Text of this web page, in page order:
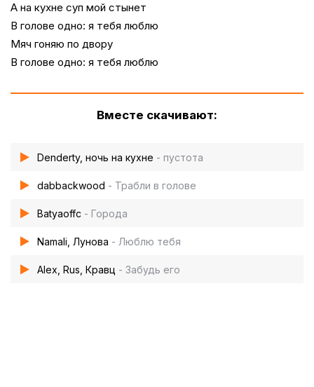
А на кухне суп мой стынет
В голове одно: я тебя люблю
Мяч гоняю по двору
В голове одно: я тебя люблю
Вместе скачивают:
Denderty, ночь на кухне - пустота
dabbackwood - Трабли в голове
Batyaoffc - Города
Namali, Лунова - Люблю тебя
Alex, Rus, Кравц - Забудь его